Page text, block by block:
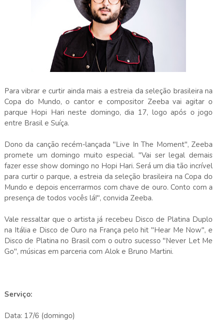
Para vibrar e curtir ainda mais a estreia da seleção brasileira na
Copa do Mundo, o cantor e compositor Zeeba vai agitar o
parque Hopi Hari neste domingo, dia 17, logo após o jogo
entre Brasil e Suíça.
Dono da canção recém-lançada "Live In The Moment", Zeeba
promete um domingo muito especial. "Vai ser legal demais
fazer esse show domingo no Hopi Hari. Será um dia tão incrível
para curtir o parque, a estreia da seleção brasileira na Copa do
Mundo e depois encerrarmos com chave de ouro. Conto com a
presença de todos vocês lá!", convida Zeeba.
Vale ressaltar que o artista já recebeu Disco de Platina Duplo
na Itália e Disco de Ouro na França pelo hit "Hear Me Now", e
Disco de Platina no Brasil com o outro sucesso "Never Let Me
Go", músicas em parceria com Alok e Bruno Martini.
Serviço:
Data: 17/6 (domingo)